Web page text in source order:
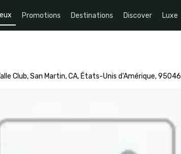
Promotions Destinations Discover Luxe
Club, San Martin, CA, États-Unis d'Amérique, 95046